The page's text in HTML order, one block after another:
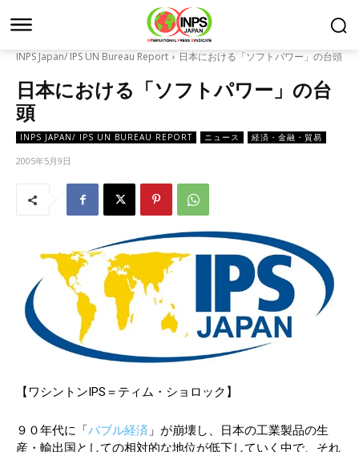
INPS Japan/ IPS UN Bureau Report 日本における「ソフトパワー」の台頭
日本における「ソフトパワー」の台
頭
INPS JAPAN/ IPS UN BUREAU REPORT ニュース 経済・金融・貿易
2005年5月9日
【ワシントンIPS＝ティム・ショロック】
９０年代に「バブル経済 」が崩壊し、日本の工業製品の生
産・輸出国としての相対的な地位が低下していく中で、それ